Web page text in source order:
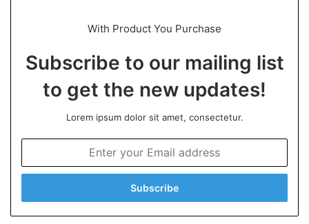
With Product You Purchase
Subscribe to our mailing list
to get the new updates!
Lorem ipsum dolor sit amet, consectetur.
t
r
y